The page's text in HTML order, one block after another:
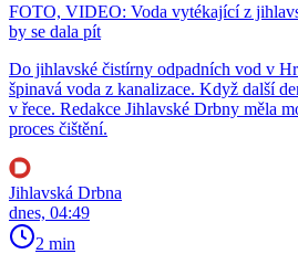
FOTO, VIDEO: Voda vytékající z
by se dala pít
Do jihlavské čistírny odpadních vod v
špinavá voda z kanalizace. Když další
v řece. Redakce Jihlavské Drbny měla
proces čištění.
Jihlavská Drbna
dnes, 04:49
2 min